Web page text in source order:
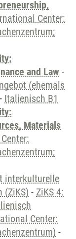
Center:
and Law -
(ehemals
- Italienisch B1
Materials
interkulturelle
(ZiKS) - ZiKS 4:
Center:
-